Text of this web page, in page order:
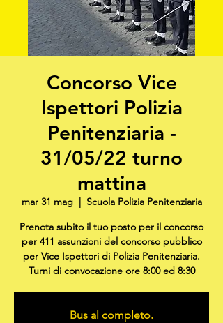
Concorso Vice
Ispettori Polizia
Penitenziaria -
31/05/22 turno
mattina
mar 31 mag
  |
Scuola Polizia Penitenziaria
Prenota subito il tuo posto per il concorso
per 411 assunzioni del concorso pubblico
per Vice Ispettori di Polizia Penitenziaria.
Turni di convocazione ore 8:00 ed 8:30
Bus al completo.